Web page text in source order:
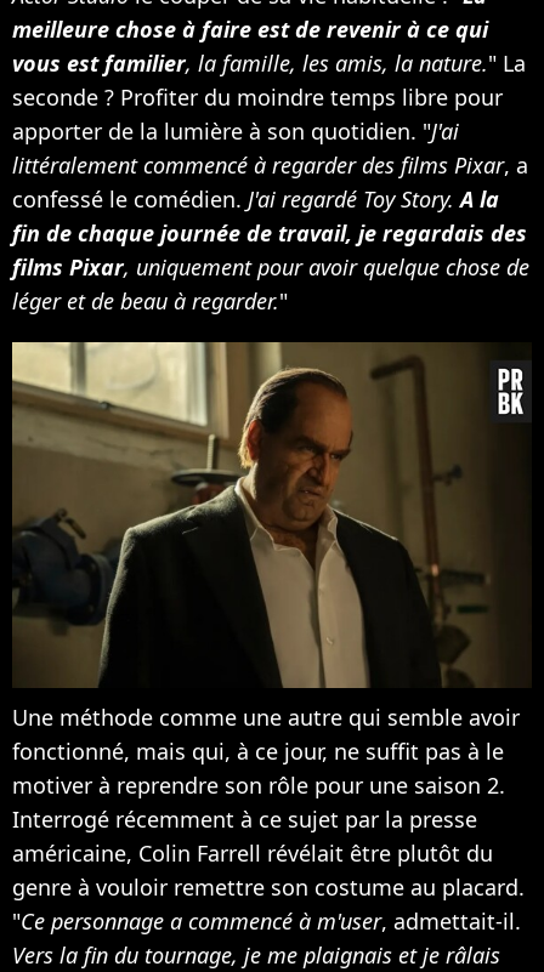
meilleure chose à faire est de revenir à ce qui
vous est familier, la famille, les amis, la nature." La
seconde ? Profiter du moindre temps libre pour
apporter de la lumière à son quotidien. "J'ai
littéralement commencé à regarder des films Pixar, a
confessé le comédien. J'ai regardé Toy Story. A la
fin de chaque journée de travail, je regardais des
films Pixar, uniquement pour avoir quelque chose de
léger et de beau à regarder."
Une méthode comme une autre qui semble avoir
fonctionné, mais qui, à ce jour, ne suffit pas à le
motiver à reprendre son rôle pour une saison 2.
Interrogé récemment à ce sujet par la presse
américaine, Colin Farrell révélait être plutôt du
genre à vouloir remettre son costume au placard.
"Ce personnage a commencé à m'user, admettait-il.
Vers la fin du tournage, je me plaignais et je râlais